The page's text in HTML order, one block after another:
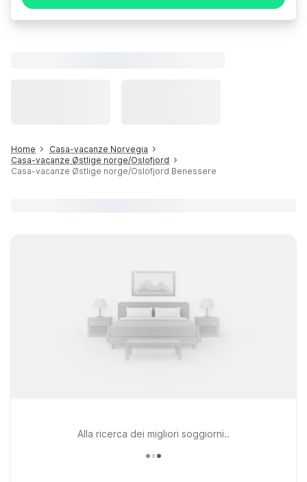
Home
Casa-vacanze Norvegia
Casa-vacanze Østlige norge/Oslofjord
Casa-vacanze Østlige norge/Oslofjord Benessere
Alla ricerca dei migliori soggiorni..